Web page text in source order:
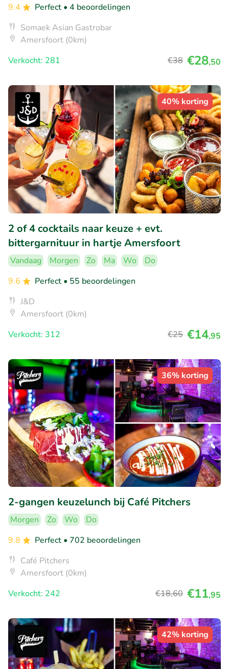
9.4
Perfect • 4 beoordelingen
Somaek Asian Gastrobar
Amersfoort (0km)
Verkocht: 281
€38 €28,50
40% korting
2 of 4 cocktails naar keuze + evt.
bittergarnituur in hartje Amersfoort
Vandaag Morgen Zo Ma Wo
Do
9.6
Perfect • 55 beoordelingen
J&D
Amersfoort (0km)
Verkocht: 312
€25 €14,95
36% korting
2-gangen keuzelunch bij Café Pitchers
Morgen Zo Wo
Do
9.8
Perfect • 702 beoordelingen
Café Pitchers
Amersfoort (0km)
Verkocht: 242
€18,60 €11,95
42% korting